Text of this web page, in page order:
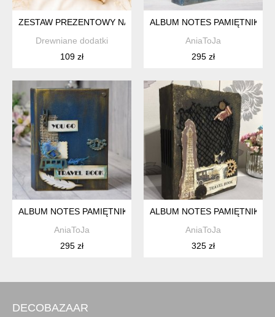
ZESTAW PREZENTOWY NA WALENTYNKI, SMAKUJ ŻYCIE,
Drewniane dodatki
109 zł
ALBUM NOTES PAMIĘTNIK,
AniaToJa
295 zł
ALBUM NOTES PAMIĘTNIK, PREZENT NA WALENTYNKI,
AniaToJa
295 zł
ALBUM NOTES PAMIĘTNIK,
AniaToJa
325 zł
DECOBAZAAR